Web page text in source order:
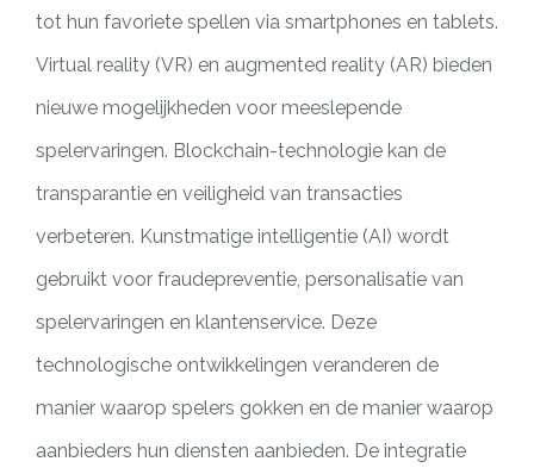
tot hun favoriete spellen via smartphones en tablets.
Virtual reality (VR) en augmented reality (AR) bieden
nieuwe mogelijkheden voor meeslepende
spelervaringen. Blockchain-technologie kan de
transparantie en veiligheid van transacties
verbeteren. Kunstmatige intelligentie (AI) wordt
gebruikt voor fraudepreventie, personalisatie van
spelervaringen en klantenservice. Deze
technologische ontwikkelingen veranderen de
manier waarop spelers gokken en de manier waarop
aanbieders hun diensten aanbieden. De integratie